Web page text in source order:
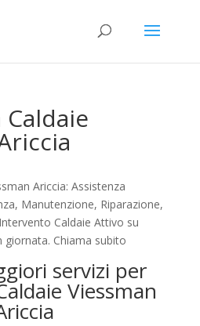
Ariccia: Assistenza
Manutenzione, Riparazione,
Caldaie Attivo su
giornata. Chiama subito
servizi per
Viessman